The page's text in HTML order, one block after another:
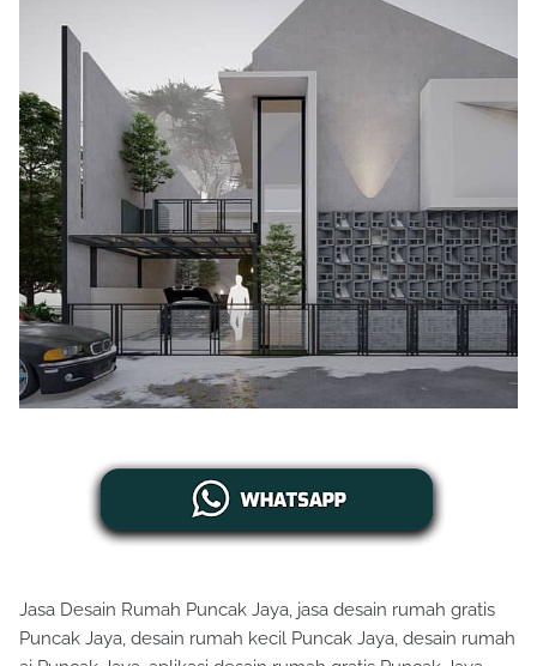
Jasa Desain Rumah Puncak Jaya, jasa desain rumah gratis
Puncak Jaya, desain rumah kecil Puncak Jaya, desain rumah